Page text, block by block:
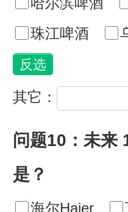
珠江啤酒
其它：
问题10：未来
是？
海尔Haier